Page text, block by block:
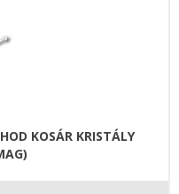
KOSÁR KRISTÁLY